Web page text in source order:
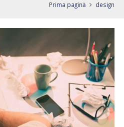
Prima pagină design